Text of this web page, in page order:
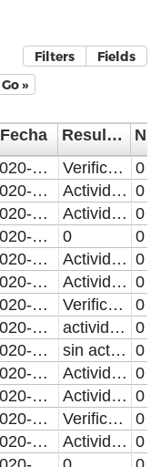
Filters
Fields
Go »
Fecha
Resultado de la Inspección, Verificación o Visita Domiciliaria
2020-04-16 Verificación o Inspección con resultado positivo.
0
2020-04-16 Actividades administrativas 0
2020-04-16 Actividades administrativas 0
2020-04-16 0
0
2020-04-16 Actividades administrativas 0
2020-04-16 Actividades Administrativas 0
2020-04-16 Verificación o Inspección con resultado positivo.
0
2020-04-16 actividades administrativas
0
2020-04-16 sin actividades 0
2020-04-16 Actividades administrativas 0
2020-04-16 Actividades administrativas. 0
2020-04-16 Verificación o Inspección con resultado positivo.
0
2020-04-16 Actividades administrativas 0